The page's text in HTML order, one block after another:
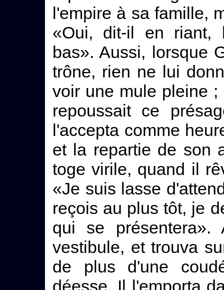
l'empire à sa famille,
«Oui, dit-il en riant,
bas». Aussi, lorsque
trône, rien ne lui
voir une mule pleine
repoussait ce
l'accepta comme
et la repartie de son
toge virile, quand il
«Je suis lasse
reçois au plus tôt, je
qui se
vestibule, et trouva
de plus d'une
déesse. Il l'emporta